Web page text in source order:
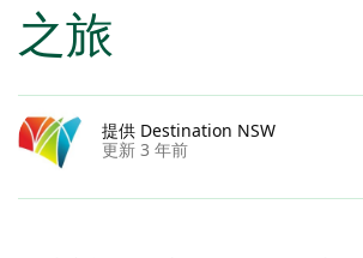
之旅
提供 Destination NSW
更新 3 年前